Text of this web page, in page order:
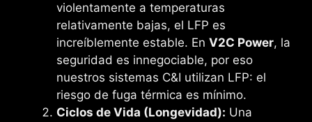
violentamente a temperaturas
relativamente bajas, el LFP es
increíblemente estable. En V2C Power, la
seguridad es innegociable, por eso
nuestros sistemas C&I utilizan LFP: el
riesgo de fuga térmica es mínimo.
Ciclos de Vida (Longevidad): Una